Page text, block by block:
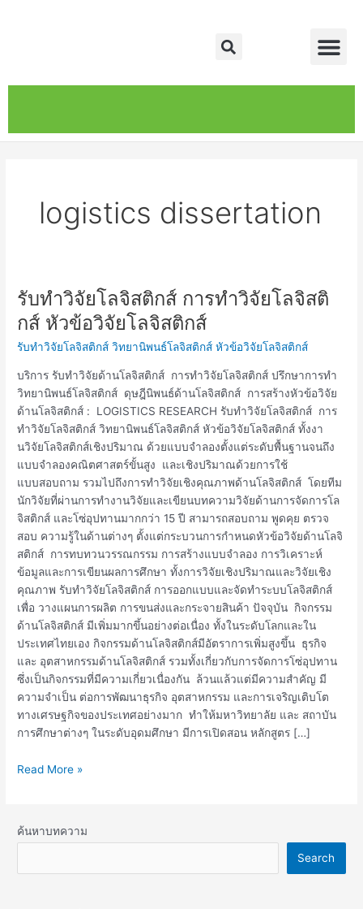
Search
logistics dissertation
รับทำวิจัยโลจิสติกส์ การทำวิจัยโลจิสติ
กส์ หัวข้อวิจัยโลจิสติกส์
รับทำวิจัยโลจิสติกส์ วิทยานิพนธ์โลจิสติกส์ หัวข้อวิจัยโลจิสติกส์
บริการ รับทำวิจัยด้านโลจิสติกส์ การทำวิจัยโลจิสติกส์ ปรึกษาการทำ
วิทยานิพนธ์โลจิสติกส์ ดุษฎีนิพนธ์ด้านโลจิสติกส์ การสร้างหัวข้อวิจัย
ด้านโลจิสติกส์ : LOGISTICS RESEARCH รับทำวิจัยโลจิสติกส์ การ
ทำวิจัยโลจิสติกส์ วิทยานิพนธ์โลจิสติกส์ หัวข้อวิจัยโลจิสติกส์ ทั้งงา
นวิจัยโลจิสติกส์เชิงปริมาณ ด้วยแบบจำลองตั้งแต่ระดับพื้นฐานจนถึง
แบบจำลองคณิตศาสตร์ขั้นสูง และเชิงปริมาณด้วยการใช้
แบบสอบถาม รวมไปถึงการทำวิจัยเชิงคุณภาพด้านโลจิสติกส์ โดยทีม
นักวิจัยที่ผ่านการทำงานวิจัยและเขียนบทความวิจัยด้านการจัดการโล
จิสติกส์ และโซ่อุปทานมากกว่า 15 ปี สามารถสอบถาม พูดคุย ตรวจ
สอบ ความรู้ในด้านต่างๆ ตั้งแต่กระบวนการกำหนดหัวข้อวิจัยด้านโลจิ
สติกส์ การทบทวนวรรณกรรม การสร้างแบบจำลอง การวิเคราะห์
ข้อมูลและการเขียนผลการศึกษา ทั้งการวิจัยเชิงปริมาณและวิจัยเชิง
คุณภาพ รับทำวิจัยโลจิสติกส์ การออกแบบและจัดทำระบบโลจิสติกส์
เพื่อ วางแผนการผลิต การขนส่งและกระจายสินค้า ปัจจุบัน กิจกรรม
ด้านโลจิสติกส์ มีเพิ่มมากขึ้นอย่างต่อเนื่อง ทั้งในระดับโลกและใน
ประเทศไทยเอง กิจกรรมด้านโลจิสติกส์มีอัตราการเพิ่มสูงขึ้น ธุรกิจ
และ อุตสาหกรรมด้านโลจิสติกส์ รวมทั้งเกี่ยวกับการจัดการโซ่อุปทาน
ซึ่งเป็นกิจกรรมที่มีความเกี่ยวเนื่องกัน ล้วนแล้วแต่มีความสำคัญ มี
ความจำเป็น ต่อการพัฒนาธุรกิจ อุตสาหกรรม และการเจริญเติบโต
ทางเศรษฐกิจของประเทศอย่างมาก ทำให้มหาวิทยาลัย และ สถาบัน
การศึกษาต่างๆ ในระดับอุดมศึกษา มีการเปิดสอน หลักสูตร […]
รับ
วิจัย
โล
วิจัย
โล
Read More »
ค้นหาบทความ
Search